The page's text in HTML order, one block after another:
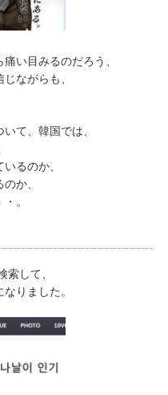
い目みるのだろう、
ながらも、
て、韓国では、
るのか、
か、
。
して、
りました。